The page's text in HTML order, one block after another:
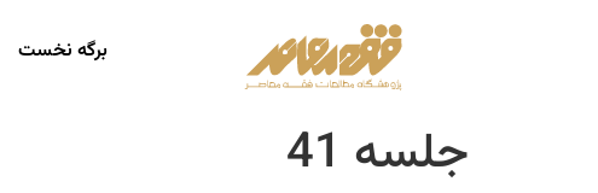
برگه نخست
جلسه 41